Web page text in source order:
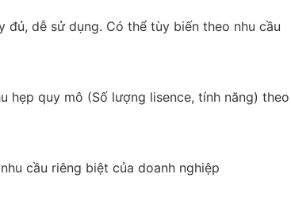
đủ, dễ sử dụng. Có thể tùy biến theo nhu cầu
hẹp quy mô (Số lượng lisence, tính năng)
cầu riêng biệt của doanh nghiệp